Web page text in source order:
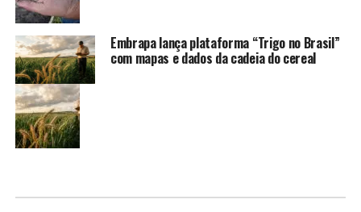
Embrapa lança plataforma “Trigo no Brasil”
com mapas e dados da cadeia do cereal